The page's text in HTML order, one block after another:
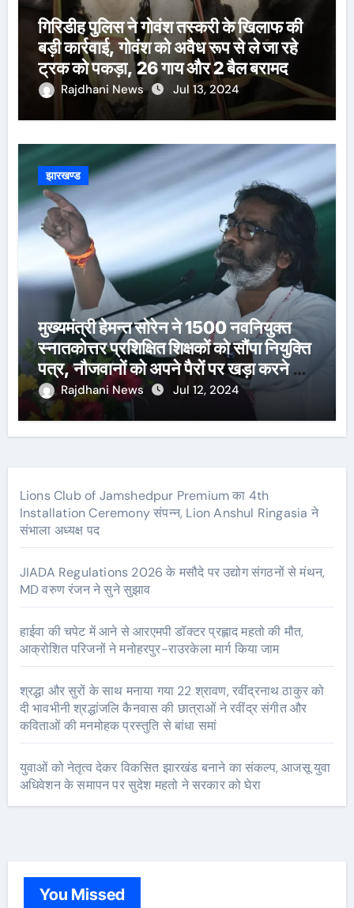
गिरिडीह पुलिस ने गोवंश तस्करी के खिलाफ की
बड़ी कार्रवाई, गोवंश को अवैध रूप से ले जा रहे
ट्रक को पकड़ा, 26 गाय और 2 बैल बरामद
Rajdhani News Jul 13, 2024
झारखण्ड
मुख्यमंत्री हेमन्त सोरेन ने 1500 नवनियुक्त
स्नातकोत्तर प्रशिक्षित शिक्षकों को सौंपा नियुक्ति
पत्र, नौजवानों को अपने पैरों पर खड़ा करने का
दोहराया संकल्प
Rajdhani News Jul 12, 2024
Lions Club of Jamshedpur Premium का 4th
Installation Ceremony संपन्न, Lion Anshul Ringasia ने
संभाला अध्यक्ष पद
JIADA Regulations 2026 के मसौदे पर उद्योग संगठनों से मंथन,
MD वरुण रंजन ने सुने सुझाव
हाईवा की चपेट में आने से आरएमपी डॉक्टर प्रह्लाद महतो की मौत,
आक्रोशित परिजनों ने मनोहरपुर-राउरकेला मार्ग किया जाम
श्रद्धा और सुरों के साथ मनाया गया 22 श्रावण, रवींद्रनाथ ठाकुर को
दी भावभीनी श्रद्धांजलि कैनवास की छात्राओं ने रवींद्र संगीत और
कविताओं की मनमोहक प्रस्तुति से बांधा समां
युवाओं को नेतृत्व देकर विकसित झारखंड बनाने का संकल्प, आजसू युवा
अधिवेशन के समापन पर सुदेश महतो ने सरकार को घेरा
You Missed